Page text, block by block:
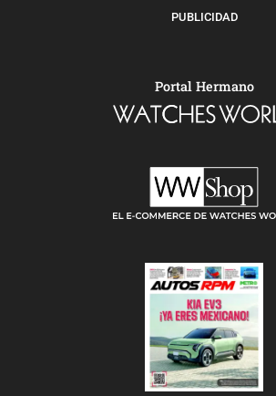
PUBLICIDAD
Portal Hermano